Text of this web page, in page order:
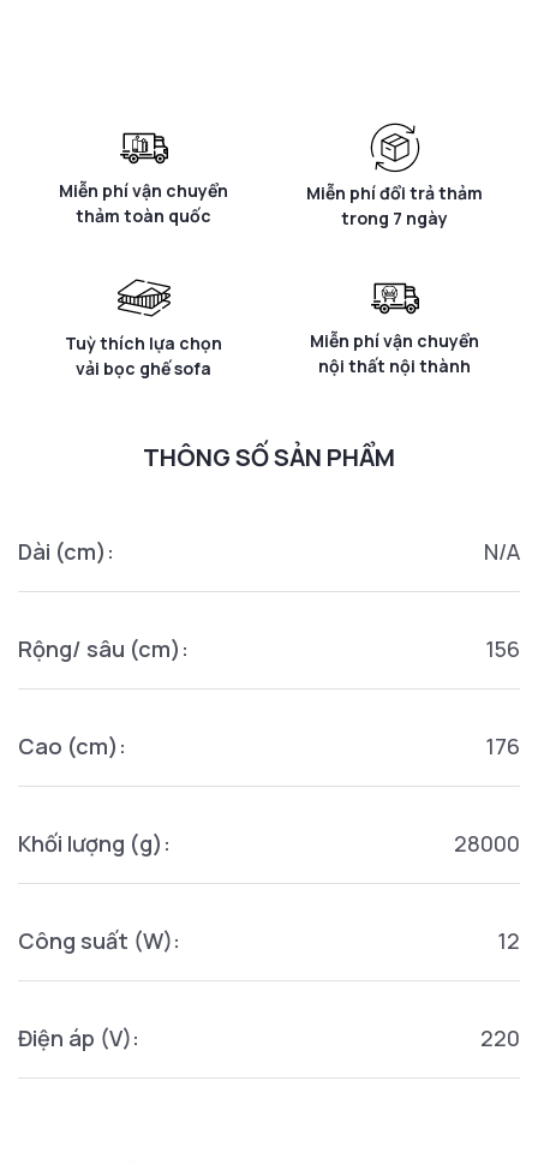
Miễn phí vận chuyển
thảm toàn quốc
Miễn phí đổi trả thảm
trong 7 ngày
Tuỳ thích lựa chọn
vải bọc ghế sofa
Miễn phí vận chuyển
nội thất nội thành
THÔNG SỐ SẢN PHẨM
Dài (cm): N/A
Rộng/ sâu (cm): 156
Cao (cm): 176
Khối lượng (g): 28000
Công suất (W): 12
Điện áp (V): 220